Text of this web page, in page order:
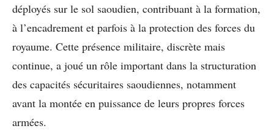
déployés sur le sol saoudien, contribuant à la formation,
à l’encadrement et parfois à la protection des forces du
royaume. Cette présence militaire, discrète mais
continue, a joué un rôle important dans la structuration
des capacités sécuritaires saoudiennes, notamment
avant la montée en puissance de leurs propres forces
armées.